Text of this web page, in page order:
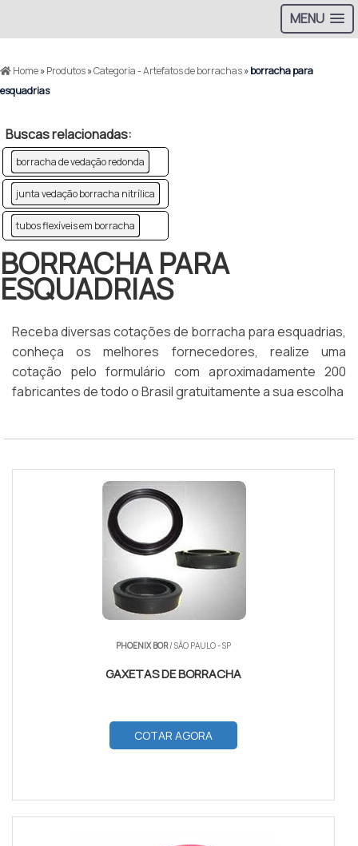
MENU
Home»Produtos»Categoria - Artefatos de borrachas»borracha para
esquadrias
Buscas relacionadas:
borracha de vedação redonda
junta vedação borracha nitrílica
tubos flexíveis em borracha
BORRACHA PARA
ESQUADRIAS
Receba diversas cotações de borracha para esquadrias,
conheça os melhores fornecedores, realize uma
cotação pelo formulário com aproximadamente 200
fabricantes de todo o Brasil gratuitamente a sua escolha
PHOENIX BOR/ SÃO PAULO - SP
GAXETAS DE BORRACHA
COTAR AGORA